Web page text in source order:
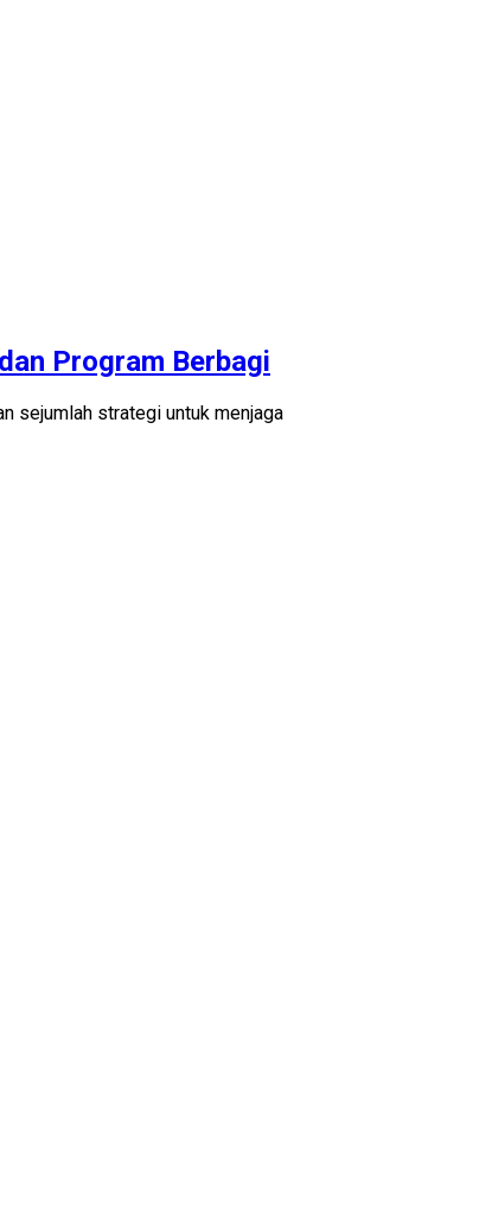
Program Berbagi
sejumlah strategi untuk menjaga